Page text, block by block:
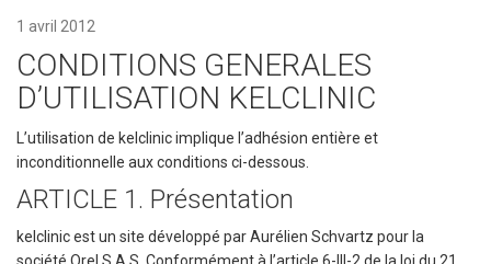
1 avril 2012
CONDITIONS GENERALES
D’UTILISATION KELCLINIC
L’utilisation de kelclinic implique l’adhésion entière et
inconditionnelle aux conditions ci-dessous.
ARTICLE 1. Présentation
kelclinic est un site développé par Aurélien Schvartz pour la